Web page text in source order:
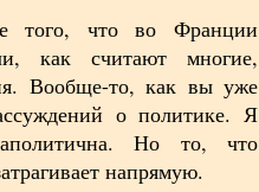
того, что во Франции
как считают многие,
Вообще-то, как вы уже
о политике. Я
Но то, что
напрямую.